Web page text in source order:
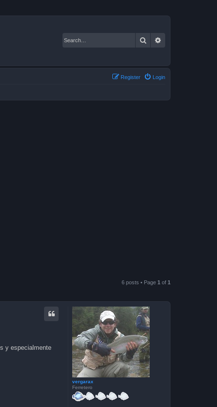
Search
Login
Register
6 posts • Page 1 of 1
vergarax
Ferretero
y especialmente